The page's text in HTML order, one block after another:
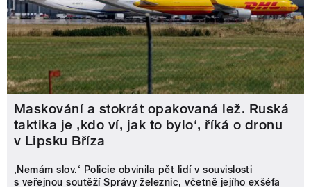
Maskování a stokrát opakovaná lež. Ruská
taktika je ‚kdo ví, jak to bylo‘, říká o dronu
v Lipsku Bříza
‚Nemám slov.‘ Policie obvinila pět lidí v souvislosti
s veřejnou soutěží Správy železnic, včetně jejího exšéfa